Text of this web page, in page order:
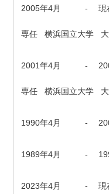
2005年4月 - 現
専任 横浜国立大学
2001年4月 -
専任 横浜国立大学
1990年4月 -
1989年4月 -
2023年4月 - 現